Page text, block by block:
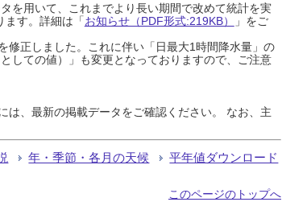
を用いて、これまでより長い期間で改めて統計を実
ます。詳細は「お知らせ（PDF形式:219KB）
」をご
修正しました。これに伴い「日最大1時間降水量」の
しての値）」も変更となっておりますので、ご注意
、最新の掲載データをご確認ください。 なお、主
年・季節・各月の天候 平年値ダウンロード
このページのトップへ